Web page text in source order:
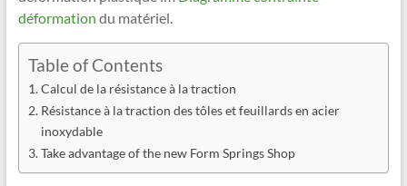
déformation du matériel.
Table of Contents
Calcul de la résistance à la traction
Résistance à la traction des tôles et feuillards en acier
inoxydable
Take advantage of the new Form Springs Shop